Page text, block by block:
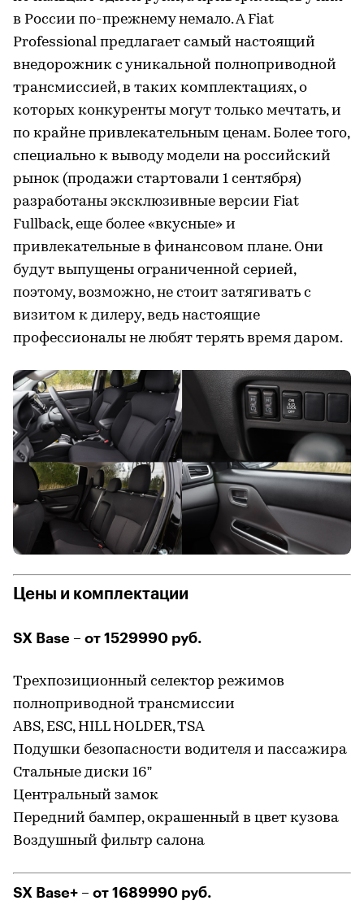
в России по-прежнему немало. А Fiat
Professional предлагает самый настоящий
внедорожник с уникальной полноприводной
трансмиссией, в таких комплектациях, о
которых конкуренты могут только мечтать, и
по крайне привлекательным ценам. Более того,
специально к выводу модели на российский
рынок (продажи стартовали 1 сентября)
разработаны эксклюзивные версии Fiat
Fullback, еще более «вкусные» и
привлекательные в финансовом плане. Они
будут выпущены ограниченной серией,
поэтому, возможно, не стоит затягивать с
визитом к дилеру, ведь настоящие
профессионалы не любят терять время даром.
Цены и комплектации
SX Base – от 1529990 руб.
Трехпозиционный селектор режимов
полноприводной трансмиссии
ABS, ESC, HILL HOLDER, TSA
Подушки безопасности водителя и пассажира
Стальные диски 16”
Центральный замок
Передний бампер, окрашенный в цвет кузова
Воздушный фильтр салона
SX Base+ – от 1689990 руб.